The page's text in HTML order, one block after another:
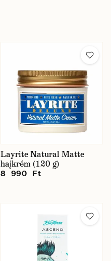
Layrite Natural Matte
hajkrém (120 g)
8 990 Ft